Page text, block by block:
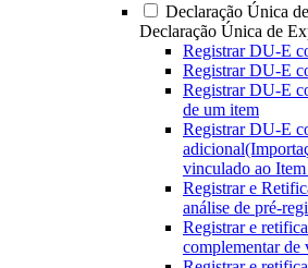
Declaração Única
Declaração Única de
Registrar DU-E
Registrar DU-E
Registrar DU-E
de um item
Registrar DU-E
vinculado ao
Registrar e
análise de pré-
Registrar e
complementar de